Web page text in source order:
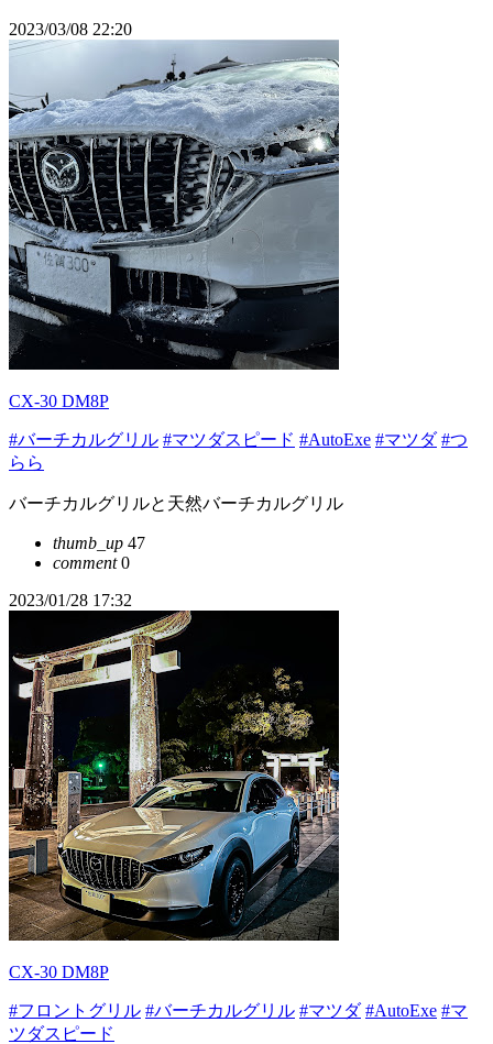
2023/03/08 22:20
CX-30 DM8P
#バーチカルグリル #マツダスピード #AutoExe #マツダ #つ
らら
バーチカルグリルと天然バーチカルグリル
thumb_up 47
comment0
2023/01/28 17:32
CX-30 DM8P
#フロントグリル #バーチカルグリル #マツダ #AutoExe #マ
ツダスピード